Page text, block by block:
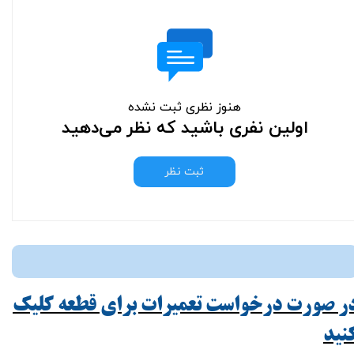
هنوز نظری ثبت نشده
اولین نفری باشید که نظر می‌دهید
ثبت نظر
صورت درخواست تعمیرات برای قطعه کلیک